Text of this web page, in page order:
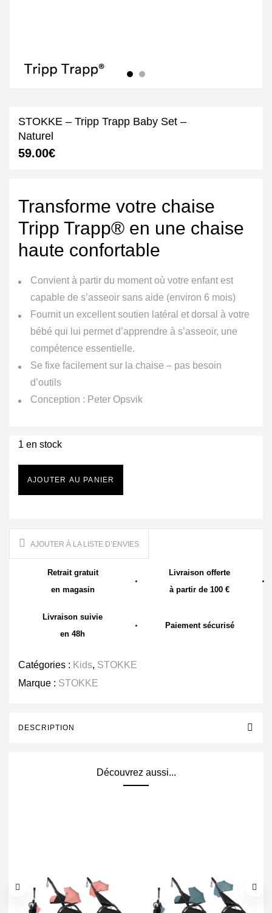
STOKKE – Tripp Trapp Baby Set –
Naturel
59.00€
Transforme votre chaise
Tripp Trapp® en une chaise
haute confortable
Convient à partir du moment où votre enfant est
capable de s’asseoir sans aide (environ 6 mois)
Fournit un excellent soutien latéral et dorsal à votre
bébé qui lui permet d’apprendre à s’asseoir, une
compétence essentielle.
Se fixe facilement sur la chaise – pas besoin
d’outils
Conception : Peter Opsvik
1 en stock
AJOUTER AU PANIER
AJOUTER À LA LISTE D’ENVIES
Retrait gratuit
en magasin
Livraison offerte
à partir de 100 €
Livraison suivie
en 48h
Paiement sécurisé
Catégories : Kids, STOKKE
Marque : STOKKE
DESCRIPTION
Découvrez aussi...